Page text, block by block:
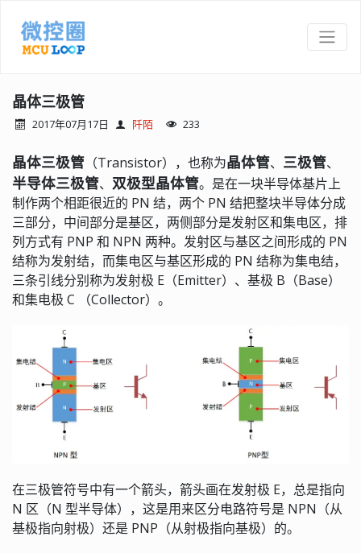
晶体三极管
2017年07月17日 阡陌 233
晶体三极管 （Transistor），也称为晶体管、 三极管、
半导体三极管、 双极型晶体管。是在一块半导体基片上
制作两个相距很近的 PN 结，两个 PN 结把整块半导体分成
三部分，中间部分是基区，两侧部分是发射区和集电区，排
列方式有 PNP 和 NPN 两种。发射区与基区之间形成的 PN
结称为发射结，而集电区与基区形成的 PN 结称为集电结，
三条引线分别称为发射极 E（Emitter）、基极 B（Base）
和集电极 C （Collector）。
在三极管符号中有一个箭头，箭头画在发射极 E，总是指向
N 区（N 型半导体），这是用来区分电路符号是 NPN（从
基极指向射极）还是 PNP（从射极指向基极）的。